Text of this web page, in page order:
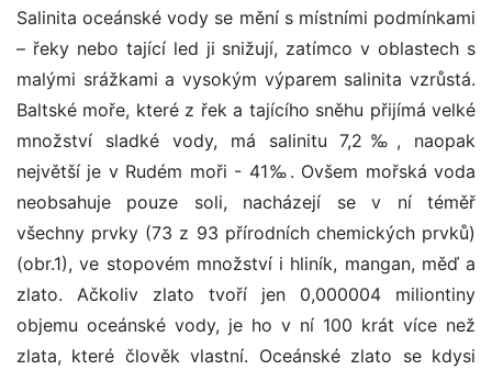
Salinita oceánské vody se mění s místními podmínkami
– řeky nebo tající led ji snižují, zatímco v oblastech s
malými srážkami a vysokým výparem salinita vzrůstá.
Baltské moře, které z řek a tajícího sněhu přijímá velké
množství sladké vody, má salinitu 7,2‰, naopak
největší je v Rudém moři - 41‰. Ovšem mořská voda
neobsahuje pouze soli, nacházejí se v ní téměř
všechny prvky (73 z 93 přírodních chemických prvků)
(obr.1), ve stopovém množství i hliník, mangan, měď a
zlato. Ačkoliv zlato tvoří jen 0,000004 miliontiny
objemu oceánské vody, je ho v ní 100 krát více než
zlata, které člověk vlastní. Oceánské zlato se kdysi